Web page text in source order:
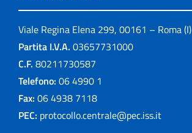
Viale Regina Elena 299, 00161 – Roma (I)
Partita I.V.A. 03657731000
C.F. 80211730587
Telefono: 06 4990 1
Fax: 06 4938 7118
PEC: protocollo.centrale@pec.iss.it